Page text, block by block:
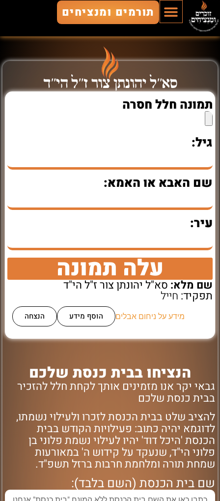
תורמים ומנציחים
סא"ל יהונתן צור ז"ל הי"ד
תמונה חלל חסרה
גיל:
שם האבא או האמא:
עיר:
עלה תמונה
שם מלא:סא"ל יהונתן צור ז"ל הי"ד
תפקיד: חייל
מידע על ניחום אבלים הוסף מידע הנצחה
הנציחו בבית כנסת שלכם
גבאי יקר אנו מזמינים אותך לקחת חלל להזכיר
בבית כנסת שלכם
להציב שלט בבית הכנסת לזכרו ולעילוי נשמתו,
לדוגמא יהיה כתוב: פעילויות הקודש בבית
הכנסת 'היכל דוד' יהיו לעילוי נשמת פלוני בן
פלוני הי"ד, שנעקד על קידוש ה' במאורעות
שמחת תורה ומלחמת חרבות ברזל תשפ"ד.
שם בית הכנסת (השם בלבד):